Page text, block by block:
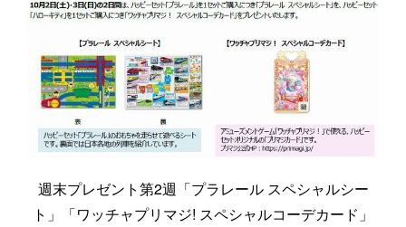
週末プレゼント第2週「プラレール スペシャルシー
ト」「ワッチャプリマジ! スペシャルコーデカード」